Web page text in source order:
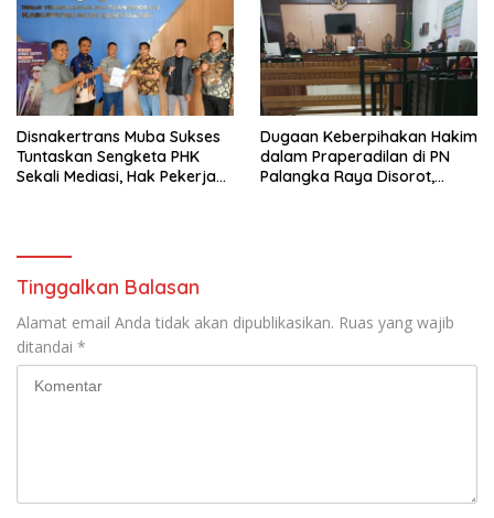
Disnakertrans Muba Sukses
Tuntaskan Sengketa PHK
Sekali Mediasi, Hak Pekerja
Dugaan Keberpihakan Hakim
dalam Praperadilan di PN
Palangka Raya Disorot,
Tinggalkan Balasan
Alamat email Anda tidak akan dipublikasikan. Ruas yang wajib
ditandai *